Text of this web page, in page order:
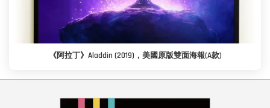
《阿拉丁》Aladdin (2019)，美國原版雙面海報(A款)